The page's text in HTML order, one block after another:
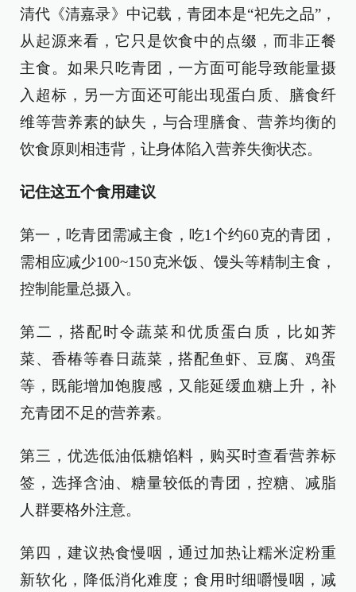
清代《清嘉录》中记载，青团本是“祀先之品”，
从起源来看，它只是饮食中的点缀，而非正餐
主食。如果只吃青团，一方面可能导致能量摄
入超标，另一方面还可能出现蛋白质、膳食纤
维等营养素的缺失，与合理膳食、营养均衡的
饮食原则相违背，让身体陷入营养失衡状态。
记住这五个食用建议
第一，吃青团需减主食，吃1个约60克的青团，
需相应减少100~150克米饭、馒头等精制主食，
控制能量总摄入。
第二，搭配时令蔬菜和优质蛋白质，比如荠
菜、香椿等春日蔬菜，搭配鱼虾、豆腐、鸡蛋
等，既能增加饱腹感，又能延缓血糖上升，补
充青团不足的营养素。
第三，优选低油低糖馅料，购买时查看营养标
签，选择含油、糖量较低的青团，控糖、减脂
人群要格外注意。
第四，建议热食慢咽，通过加热让糯米淀粉重
新软化，降低消化难度；食用时细嚼慢咽，减